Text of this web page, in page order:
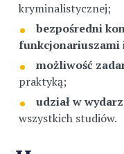
kryminalistycznej;
bezpośredni
funkcjonariuszami
możliwość
praktyką;
udział w
wszystkich studiów.